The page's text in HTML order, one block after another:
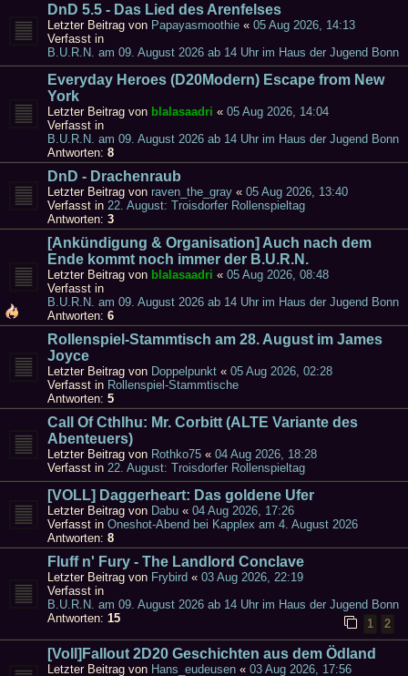
DnD 5.5 - Das Lied des Arenfelses
Letzter Beitrag von Papayasmoothie « 05 Aug 2026, 14:13
Verfasst in
B.U.R.N. am 09. August 2026 ab 14 Uhr im Haus der Jugend Bonn
Everyday Heroes (D20Modern) Escape from New
York
Letzter Beitrag von blalasaadri « 05 Aug 2026, 14:04
Verfasst in
B.U.R.N. am 09. August 2026 ab 14 Uhr im Haus der Jugend Bonn
Antworten: 8
DnD - Drachenraub
Letzter Beitrag von raven_the_gray « 05 Aug 2026, 13:40
Verfasst in 22. August: Troisdorfer Rollenspieltag
Antworten: 3
[Ankündigung & Organisation] Auch nach dem
Ende kommt noch immer der B.U.R.N.
Letzter Beitrag von blalasaadri « 05 Aug 2026, 08:48
Verfasst in
B.U.R.N. am 09. August 2026 ab 14 Uhr im Haus der Jugend Bonn
Antworten: 6
Rollenspiel-Stammtisch am 28. August im James
Joyce
Letzter Beitrag von Doppelpunkt « 05 Aug 2026, 02:28
Verfasst in Rollenspiel-Stammtische
Antworten: 5
Call Of Cthlhu: Mr. Corbitt (ALTE Variante des
Abenteuers)
Letzter Beitrag von Rothko75 « 04 Aug 2026, 18:28
Verfasst in 22. August: Troisdorfer Rollenspieltag
[VOLL] Daggerheart: Das goldene Ufer
Letzter Beitrag von Dabu « 04 Aug 2026, 17:26
Verfasst in Oneshot-Abend bei Kapplex am 4. August 2026
Antworten: 8
Fluff n' Fury - The Landlord Conclave
Letzter Beitrag von Frybird « 03 Aug 2026, 22:19
Verfasst in
B.U.R.N. am 09. August 2026 ab 14 Uhr im Haus der Jugend Bonn
Antworten: 15 1 2
[Voll]Fallout 2D20 Geschichten aus dem Ödland
Letzter Beitrag von Hans_eudeusen « 03 Aug 2026, 17:56